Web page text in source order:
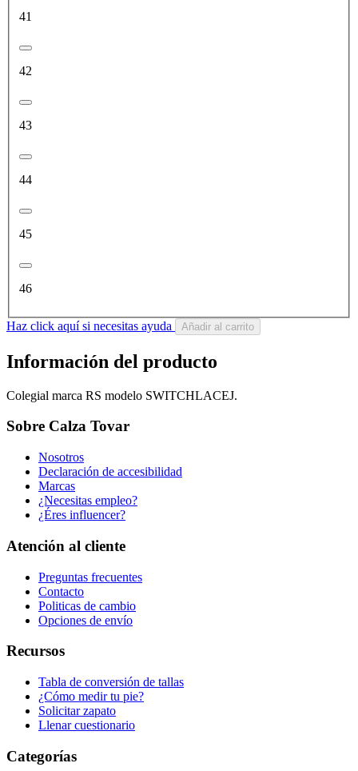
41
42
43
44
45
46
Haz click aquí si necesitas ayuda Añadir al carrito
Información del producto
Colegial marca RS modelo SWITCHLACEJ.
Sobre Calza Tovar
Nosotros
Declaración de accesibilidad
Marcas
¿Necesitas empleo?
¿Éres influencer?
Atención al cliente
Preguntas frecuentes
Contacto
Politicas de cambio
Opciones de envío
Recursos
Tabla de conversión de tallas
¿Cómo medir tu pie?
Solicitar zapato
Llenar cuestionario
Categorías